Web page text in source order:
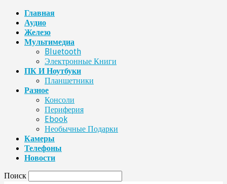
Главная
Аудио
Железо
Мультимедиа
Bluetooth
Электронные Книги
ПК И Ноутбуки
Планшетники
Разное
Консоли
Периферия
Ebook
Необычные Подарки
Камеры
Телефоны
Новости
Поиск